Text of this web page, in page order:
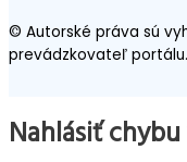
© Autorské práva sú
prevádzkovateľ portálu.
Nahlásiť